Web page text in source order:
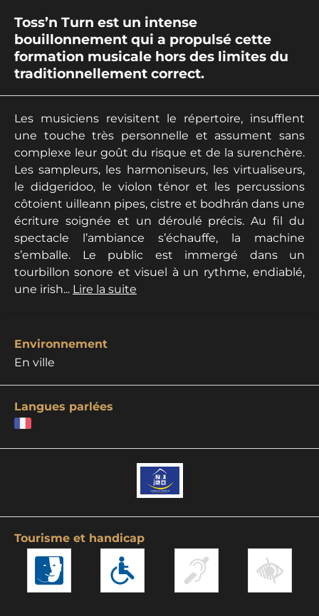
Toss’n Turn est un intense
bouillonnement qui a propulsé cette
formation musicale hors des limites du
traditionnellement correct.
Les musiciens revisitent le répertoire, insufflent
une touche très personnelle et assument sans
complexe leur goût du risque et de la surenchère.
Les sampleurs, les harmoniseurs, les virtualiseurs,
le didgeridoo, le violon ténor et les percussions
côtoient uilleann pipes, cistre et bodhrán dans une
écriture soignée et un déroulé précis. Au fil du
spectacle l’ambiance s’échauffe, la machine
s’emballe. Le public est immergé dans un
tourbillon sonore et visuel à un rythme, endiablé,
une irish... Lire la suite
Environnement
En ville
Langues parlées
Tourisme et handicap